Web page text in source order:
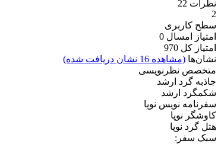
نظرات 22
2
سطح کاربری
امتیاز امسال 0
امتیاز کل 970
نشان‌ها (مشاهده 16 نشان دریافت شده)
متخصص نظرنویسی
جاذبه گرد ارشد
شکمگرد ارشد
سفرنامه نویس نوپا
کاوشگر نوپا
هتل گرد نوپا
سبک سفر: